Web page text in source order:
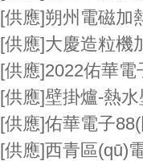
[供應]朔州電磁加
[供應]大慶造粒機
[供應]2022佑華
[供應]壁掛爐-熱
[供應]佑華電子
[供應]西青區(qū)